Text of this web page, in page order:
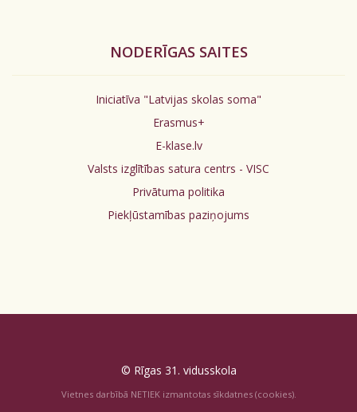
NODERĪGAS SAITES
Iniciatīva "Latvijas skolas soma"
Erasmus+
E-klase.lv
Valsts izglītības satura centrs - VISC
Privātuma politika
Piekļūstamības paziņojums
© Rīgas 31. vidusskola
Vietnes darbībā NETIEK izmantotas sīkdatnes (cookies).